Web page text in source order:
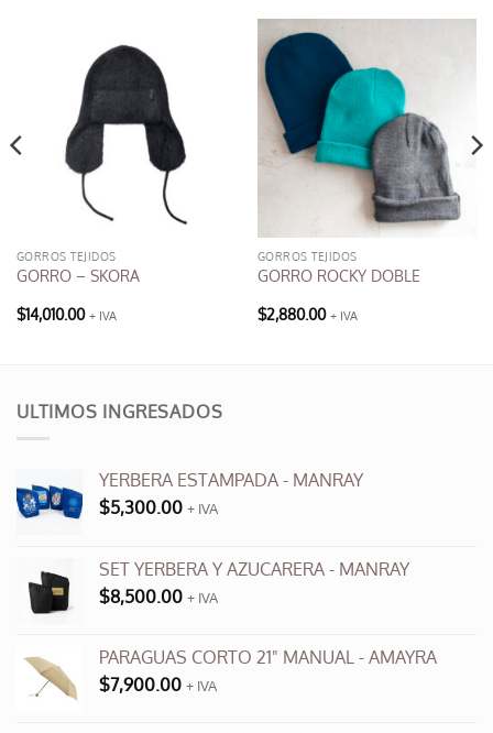
GORROS TEJIDOS
GORRO – SKORA
$14,010.00 + IVA
GORROS TEJIDOS
GORRO ROCKY DOBLE
$2,880.00 + IVA
opciones
en
producto
ULTIMOS INGRESADOS
YERBERA ESTAMPADA - MANRAY
$5,300.00 + IVA
SET YERBERA Y AZUCARERA - MANRAY
$8,500.00 + IVA
PARAGUAS CORTO 21" MANUAL - AMAYRA
$7,900.00 + IVA